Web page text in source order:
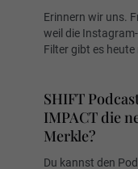
Erinnern wir uns.
weil die
Filter gibt es
SHIFT
IMPACT die
Merkle?
Du kannst den